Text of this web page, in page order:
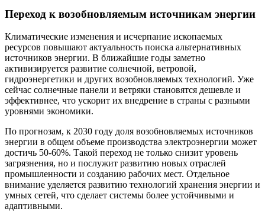
Переход к возобновляемым источникам энергии
Климатические изменения и исчерпание ископаемых
ресурсов повышают актуальность поиска альтернативных
источников энергии. В ближайшие годы заметно
активизируется развитие солнечной, ветровой,
гидроэнергетики и других возобновляемых технологий. Уже
сейчас солнечные панели и ветряки становятся дешевле и
эффективнее, что ускорит их внедрение в страны с разными
уровнями экономики.
По прогнозам, к 2030 году доля возобновляемых источников
энергии в общем объеме производства электроэнергии может
достичь 50-60%. Такой переход не только снизит уровень
загрязнения, но и послужит развитию новых отраслей
промышленности и созданию рабочих мест. Отдельное
внимание уделяется развитию технологий хранения энергии и
умных сетей, что сделает системы более устойчивыми и
адаптивными.